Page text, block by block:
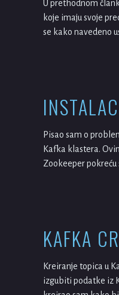
U prethodnom
koje imaju svoje
se kako navedeno
Pisao sam o
Kafka klastera.
Zookeeper pokreću
KAFKA
Kreiranje topica u
izgubiti podatke iz